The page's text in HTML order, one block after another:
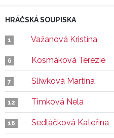
HRÁČSKÁ SOUPISKA
1 Važanová Kristína
6 Kosmáková Terezie
7 Sliwková Martina
12 Timková Nela
16 Sedláčková Kateřina